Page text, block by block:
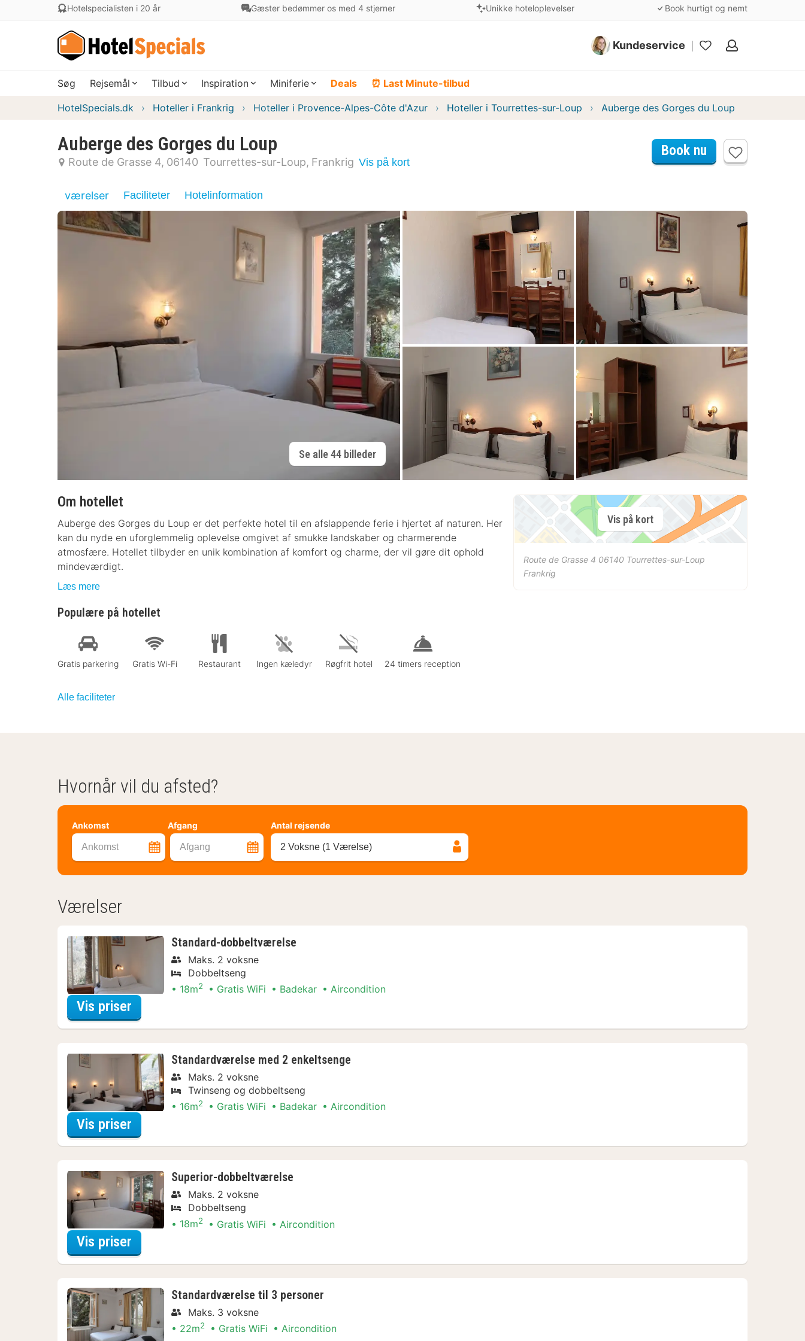
Hotelspecialisten i 20 år Gæster bedømmer os med 4 stjerner Unikke hoteloplevelser Book hurtigt og nemt
Kundeservice
Mine
Søg Rejsemål Tilbud Inspiration Miniferie Deals ⏰ Last Minute-tilbud
HotelSpecials.dk Hoteller i Frankrig Hoteller i Provence-Alpes-Côte d'Azur Hoteller i Tourrettes-sur-Loup Auberge des Gorges du Loup
Auberge des Gorges du Loup
Route de Grasse 4 06140 Tourrettes-sur-Loup Frankrig Vis på kort
Book nu
værelser Faciliteter Hotelinformation
Se alle 44 billeder
Om hotellet
Auberge des Gorges du Loup er det perfekte hotel til en afslappende ferie i hjertet af naturen. Her
kan du nyde en uforglemmelig oplevelse omgivet af smukke landskaber og charmerende
atmosfære. Hotellet tilbyder en unik kombination af komfort og charme, der vil gøre dit ophold
mindeværdigt.
Læs mere
Populære på hotellet
Gratis parkering Gratis Wi-Fi Restaurant Ingen kæledyr Røgfrit hotel 24 timers reception
Alle faciliteter
Vis på kort
Route de Grasse 4 06140 Tourrettes-sur-Loup
Frankrig
Hvornår vil du afsted?
Ankomst Afgang
Ankomst Afgang
Antal rejsende
2 Voksne (1 Værelse)
Værelser
Standard-dobbeltværelse
Maks. 2 voksne
Dobbeltseng
18m2 Gratis WiFi Badekar Aircondition
Vis priser
Standardværelse med 2 enkeltsenge
Maks. 2 voksne
Twinseng og dobbeltseng
16m2 Gratis WiFi Badekar Aircondition
Vis priser
Superior-dobbeltværelse
Maks. 2 voksne
Dobbeltseng
18m2 Gratis WiFi Aircondition
Vis priser
Standardværelse til 3 personer
Maks. 3 voksne
22m2 Gratis WiFi Aircondition